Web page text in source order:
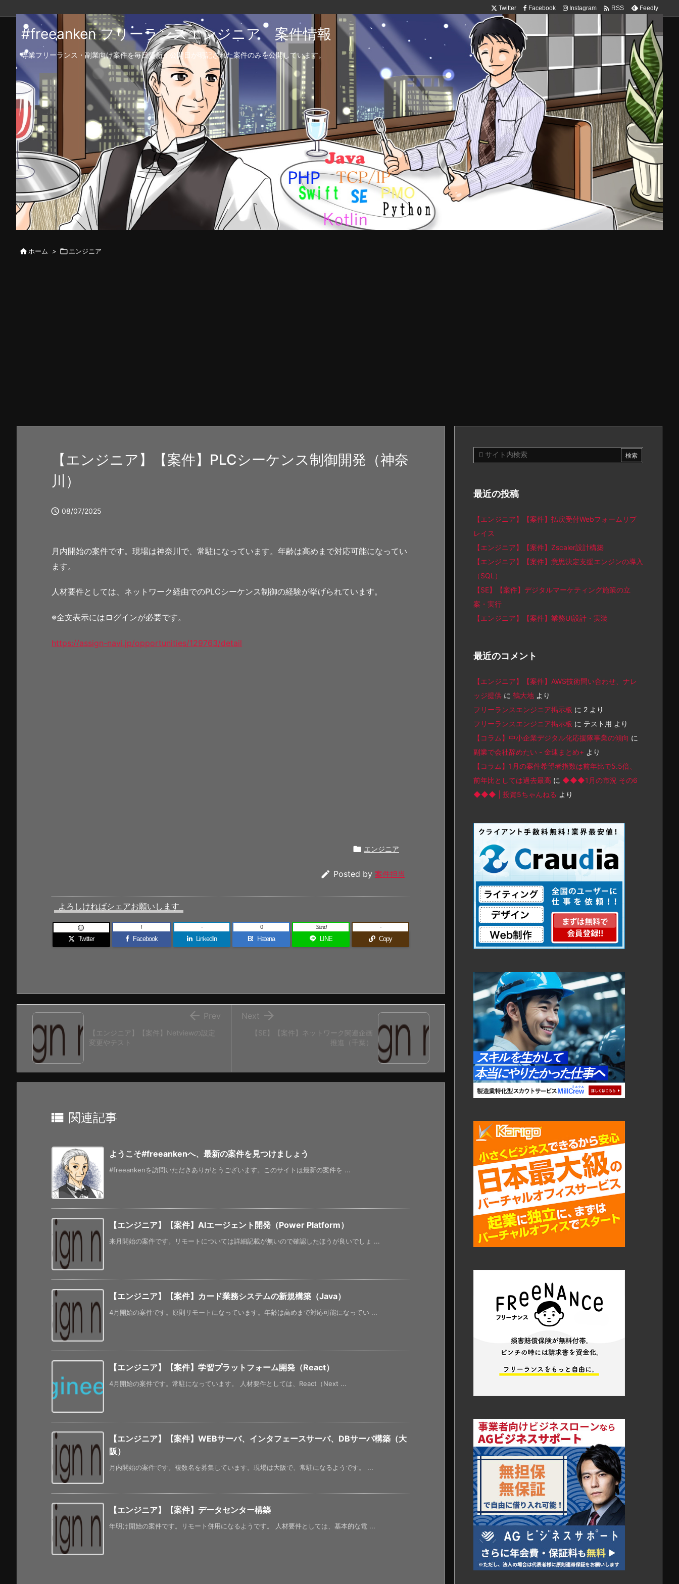
Twitter Facebook Instagram  RSS Feedly
#freeanken フリーランスエンジニア 案件情報
専業フリーランス・副業向け案件を毎日更新！公開日が明記された案件のみを公開しています。
 ホーム > エンジニア
【エンジニア】【案件】PLCシーケンス制御開発（神奈
川）
 08/07/2025
月内開始の案件です。現場は神奈川で、常駐になっています。年齢は高めまで対応可能になってい
ます。
人材要件としては、ネットワーク経由でのPLCシーケンス制御の経験が挙げられています。
※全文表示にはログインが必要です。
https://assign-navi.jp/opportunities/129763/detail
 エンジニア
 Posted by 案件担当
よろしければシェアお願いします
Twitter

Facebook
!
LinkedIn
-
B! Hatena
0
LINE
Send
Copy
-
【SE】【案件】ネットワーク関連企画
推進（千葉）

Next
【エンジニア】【案件】Netviewの設定
変更やテスト
 Prev
 関連記事
ようこそ#freeankenへ、最新の案件を見つけましょう
#freeankenを訪問いただきありがとうございます。このサイトは最新の案件を ...
【エンジニア】【案件】AIエージェント開発（Power Platform）
来月開始の案件です。リモートについては詳細記載が無いので確認したほうが良いでしょ ...
【エンジニア】【案件】カード業務システムの新規構築（Java）
4月開始の案件です。原則リモートになっています。年齢は高めまで対応可能になってい ...
【エンジニア】【案件】学習プラットフォーム開発（React）
4月開始の案件です。常駐になっています。 人材要件としては、React（Next ...
【エンジニア】【案件】WEBサーバ、インタフェースサーバ、DBサーバ構築（大
阪）
月内開始の案件です。複数名を募集しています。現場は大阪で、常駐になるようです。 ...
【エンジニア】【案件】データセンター構築
年明け開始の案件です。リモート併用になるようです。 人材要件としては、基本的な電 ...
最近の投稿
【エンジニア】【案件】払戻受付Webフォームリプ
レイス
【エンジニア】【案件】Zscaler設計構築
【エンジニア】【案件】意思決定支援エンジンの導入
（SQL）
【SE】【案件】デジタルマーケティング施策の立
案・実行
【エンジニア】【案件】業務UI設計・実装
最近のコメント
【エンジニア】【案件】AWS技術問い合わせ、ナレ
ッジ提供 に 鶴大地 より
フリーランスエンジニア掲示板 に 2 より
フリーランスエンジニア掲示板 に テスト用 より
【コラム】中小企業デジタル化応援隊事業の傾向 に
副業で会社辞めたい - 金速まとめ+ より
【コラム】1月の案件希望者指数は前年比で5.5倍、
前年比としては過去最高 に ◆◆◆1月の市況 その6
◆◆◆ | 投資5ちゃんねる より